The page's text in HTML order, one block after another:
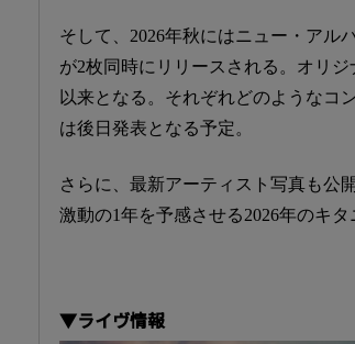
そして、2026年秋にはニュー・アル
が2枚同時にリリースされる。オリ
以来となる。それぞれどのようなコ
は後日発表となる予定。
さらに、最新アーティスト写真も公
激動の1年を予感させる2026年のキ
▼ライヴ情報